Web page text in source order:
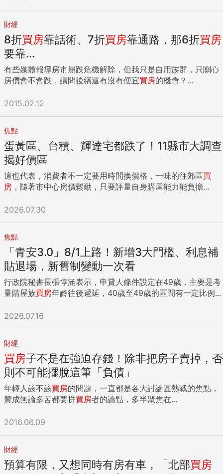
財經
8折買房靠話術、7折買房靠通路，那6折買房
要靠...
有些媒體報導房市崩跌危機解除，但我只是自用族群，只關心
房價會不會跌，請問後續還有沒有便宜買房的機會？...
2015.02.12
焦點
蛋黃區、台積、輝達宅都跌了！11縣市大調查
揭好價區
這也代表，消費者不一定要用時間換價格，一味的往郊區買
房 ，隨著市中心房價鬆動，只要評量自身購屋能力能負擔...
2026.07.30
焦點
「青安3.0」8/1上路！新增3大門檻、利息補
貼退場，新舊制變動一次看
行政院秘書長張惇涵表示，申貸人條件設定在49歲，主要是考
量購屋族買房年齡往後遞延，40歲至49歲的區間有一定比例...
2026.07.16
財經
買房子不是在強迫存錢！除非把房子賣掉，否
則不可能擺脫這筆「負債」
年輕人該不該買房的問題，一直都是各大討論區熱戰的焦點，
贊成無論多苦都要拼買房者的論點，多半聚焦在...
2016.06.09
財經
預算有限，又想同時有房有車，「北部買房